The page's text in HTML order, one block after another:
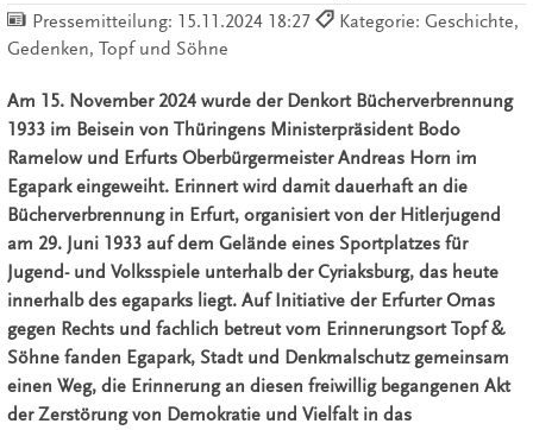
Pressemitteilung: 15.11.2024 18:27
Kategorie: Geschichte,
Gedenken, Topf und Söhne
Am 15. November 2024 wurde der Denkort Bücherverbrennung
1933 im Beisein von Thüringens Ministerpräsident Bodo
Ramelow und Erfurts Oberbürgermeister Andreas Horn im
Egapark eingeweiht. Erinnert wird damit dauerhaft an die
Bücherverbrennung in Erfurt, organisiert von der Hitlerjugend
am 29. Juni 1933 auf dem Gelände eines Sportplatzes für
Jugend- und Volksspiele unterhalb der Cyriaksburg, das heute
innerhalb des egaparks liegt. Auf Initiative der Erfurter Omas
gegen Rechts und fachlich betreut vom Erinnerungsort Topf &
Söhne fanden Egapark, Stadt und Denkmalschutz gemeinsam
einen Weg, die Erinnerung an diesen freiwillig begangenen Akt
der Zerstörung von Demokratie und Vielfalt in das